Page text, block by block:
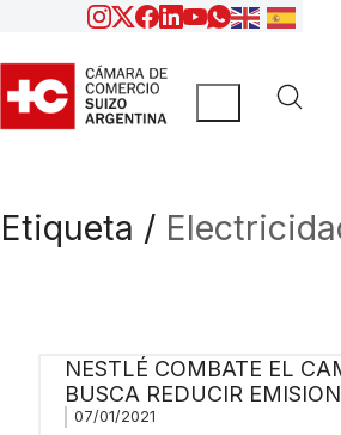
Etiqueta /
NESTLÉ COMBATE EL
BUSCA REDUCIR
07/01/2021